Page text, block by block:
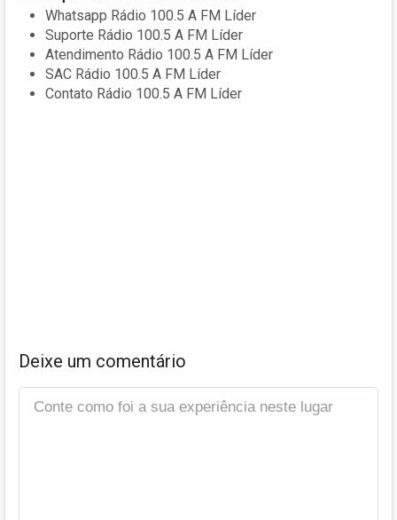
Whatsapp Rádio 100.5 A FM Líder
Suporte Rádio 100.5 A FM Líder
Atendimento Rádio 100.5 A FM Líder
SAC Rádio 100.5 A FM Líder
Contato Rádio 100.5 A FM Líder
Deixe um comentário